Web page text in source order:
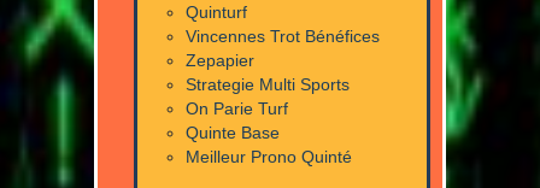
Quinturf
Vincennes Trot Bénéfices
Zepapier
Strategie Multi Sports
On Parie Turf
Quinte Base
Meilleur Prono Quinté